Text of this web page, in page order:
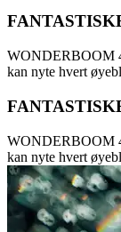
WONDERBOOM
kan nyte hvert
WONDERBOOM
kan nyte hvert